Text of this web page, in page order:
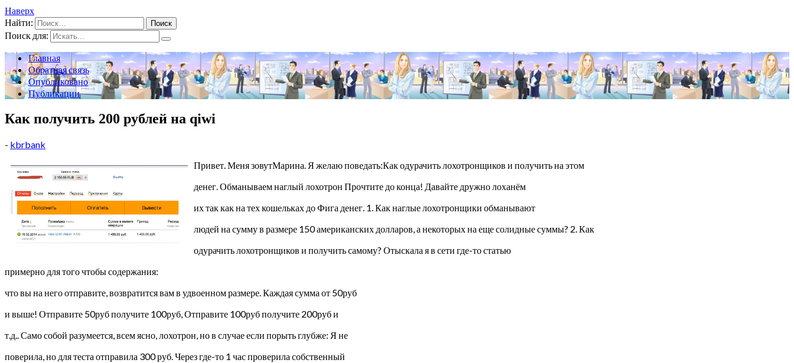
Наверх
Найти:
Поиск для:
Главная
Обратная связь
Опубликовано
Публикации
Как получить 200 рублей на qiwi
- kbrbank
Привет. Меня зовутМарина. Я желаю поведать:Как одурачить лохотронщиков и получить на этом
денег. Обманываем наглый лохотрон Прочтите до конца! Давайте дружно лоханём
их так как на тех кошельках до Фига денег. 1. Как наглые лохотронщики обманывают
людей на сумму в размере 150 американских долларов, а некоторых на еще солидные суммы? 2. Как
одурачить лохотронщиков и получить самому? Отыскала я в сети где-то статью
примерно для того чтобы содержания:
что вы на него отправите, возвратится вам в удвоенном размере. Каждая сумма от 50руб
и выше! Отправите 50руб получите 100руб, Отправите 100руб получите 200руб и
т.д.. Само собой разумеется, всем ясно, лохотрон, но в случае если порыть глубже: Я не
поверила, но для теста отправила 300 руб. Через где-то 1 час проверила собственный